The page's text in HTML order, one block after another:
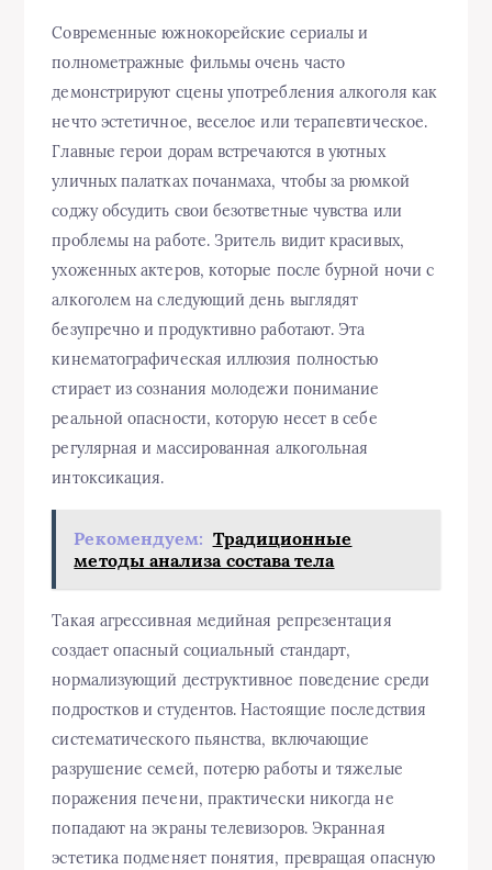
Современные южнокорейские сериалы и
полнометражные фильмы очень часто
демонстрируют сцены употребления алкоголя как
нечто эстетичное, веселое или терапевтическое.
Главные герои дорам встречаются в уютных
уличных палатках почанмаха, чтобы за рюмкой
соджу обсудить свои безответные чувства или
проблемы на работе. Зритель видит красивых,
ухоженных актеров, которые после бурной ночи с
алкоголем на следующий день выглядят
безупречно и продуктивно работают. Эта
кинематографическая иллюзия полностью
стирает из сознания молодежи понимание
реальной опасности, которую несет в себе
регулярная и массированная алкогольная
интоксикация.
Рекомендуем: Традиционные
методы анализа состава тела
Такая агрессивная медийная репрезентация
создает опасный социальный стандарт,
нормализующий деструктивное поведение среди
подростков и студентов. Настоящие последствия
систематического пьянства, включающие
разрушение семей, потерю работы и тяжелые
поражения печени, практически никогда не
попадают на экраны телевизоров. Экранная
эстетика подменяет понятия, превращая опасную